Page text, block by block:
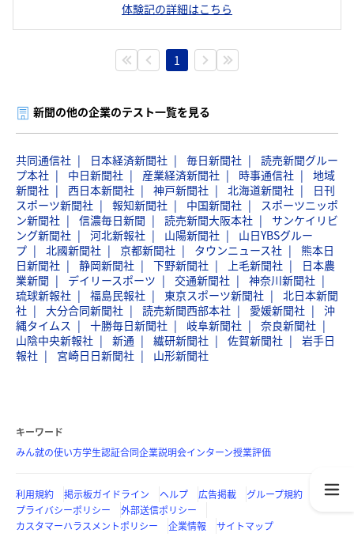
体験記の詳細はこちら
1
新聞の他の企業のテスト一覧を見る
共同通信社 日本経済新聞社 毎日新聞社
読売新聞グルー
プ本社
中日新聞社 産業経済新聞社 時事通信社
地域
新聞社
西日本新聞社 神戸新聞社 北海道新聞社
日刊
スポーツ新聞社
報知新聞社 中国新聞社
スポーツニッポ
ン新聞社
信濃毎日新聞 読売新聞大阪本社
サンケイリビ
ング新聞社
河北新報社 山陽新聞社
山日YBSグルー
プ
北國新聞社 京都新聞社 タウンニュース社
熊本日
日新聞社
静岡新聞社 下野新聞社 上毛新聞社
日本農
業新聞
デイリースポーツ 交通新聞社
神奈川新聞社
琉球新報社
福島民報社 東京スポーツ新聞社
北日本新聞
社
大分合同新聞社 読売新聞西部本社 愛媛新聞社
沖
縄タイムス
十勝毎日新聞社 岐阜新聞社
奈良新聞社
山陰中央新報社
新通 繊研新聞社 佐賀新聞社
岩手日
報社
宮崎日日新聞社 山形新聞社
キーワード
みん就の使い方学生認証合同企業説明会インターン授業評価
利用規約 掲示板ガイドライン ヘルプ 広告掲載
グループ規約
プライバシーポリシー
外部送信ポリシー
カスタマーハラスメントポリシー
企業情報 サイトマップ